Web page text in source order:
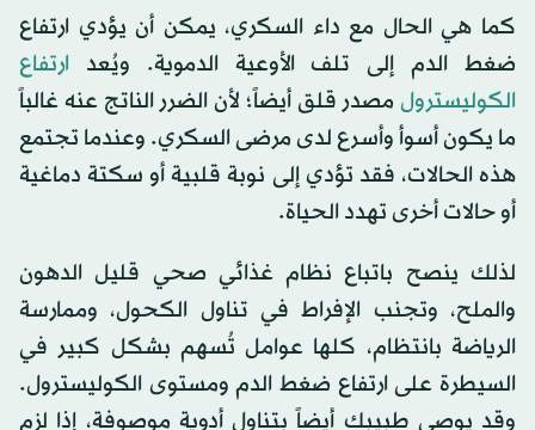
كما هي الحال مع داء السكري، يمكن أن يؤدي ارتفاع
ضغط الدم إلى تلف الأوعية الدموية. ويُعد ارتفاع
الكوليسترول مصدر قلق أيضاً؛ لأن الضرر الناتج عنه غالباً
ما يكون أسوأ وأسرع لدى مرضى السكري. وعندما تجتمع
هذه الحالات، فقد تؤدي إلى نوبة قلبية أو سكتة دماغية
أو حالات أخرى تهدد الحياة.
لذلك ينصح باتباع نظام غذائي صحي قليل الدهون
والملح، وتجنب الإفراط في تناول الكحول، وممارسة
الرياضة بانتظام، كلها عوامل تُسهم بشكل كبير في
السيطرة على ارتفاع ضغط الدم ومستوى الكوليسترول.
وقد يوصي طبيبك أيضاً بتناول أدوية موصوفة، إذا لزم